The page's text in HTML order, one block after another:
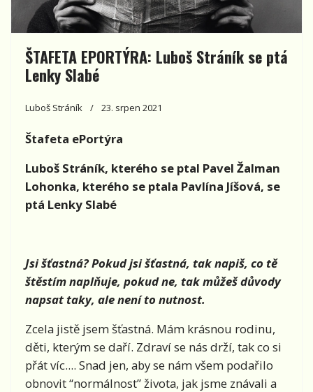
ŠTAFETA EPORTÝRA: Luboš Stráník se ptá
Lenky Slabé
Luboš Stráník 23. srpen 2021
Štafeta ePortýra
Luboš Stráník, kterého se ptal Pavel Žalman
Lohonka, kterého se ptala Pavlína Jíšová, se
ptá Lenky Slabé
Jsi šťastná? Pokud jsi šťastná, tak napiš, co tě
štěstím naplňuje, pokud ne, tak můžeš důvody
napsat taky, ale není to nutnost.
Zcela jistě jsem šťastná. Mám krásnou rodinu,
děti, kterým se daří. Zdraví se nás drží, tak co si
přát víc.... Snad jen, aby se nám všem podařilo
obnovit “normálnost” života, jak jsme znávali a